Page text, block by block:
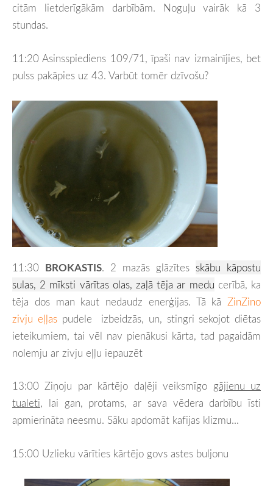
citām lietderīgākām darbībām. Noguļu vairāk kā 3
stundas.
11:20 Asinsspiediens 109/71, īpaši nav izmainījies, bet
pulss pakāpies uz 43. Varbūt tomēr dzīvošu?
11:30 BROKASTIS. 2 mazās glāzītes skābu kāpostu
sulas, 2 mīksti vārītas olas, zaļā tēja ar medu cerībā, ka
tēja dos man kaut nedaudz enerģijas. Tā kā ZinZino
zivju eļļas pudele izbeidzās, un, stingri sekojot diētas
ieteikumiem, tai vēl nav pienākusi kārta, tad pagaidām
nolemju ar zivju eļļu iepauzēt
13:00 Ziņoju par kārtējo daļēji veiksmīgo gājienu uz
tualeti, lai gan, protams, ar sava vēdera darbību īsti
apmierināta neesmu. Sāku apdomāt kafijas klizmu...
15:00 Uzlieku vārīties kārtējo govs astes buljonu